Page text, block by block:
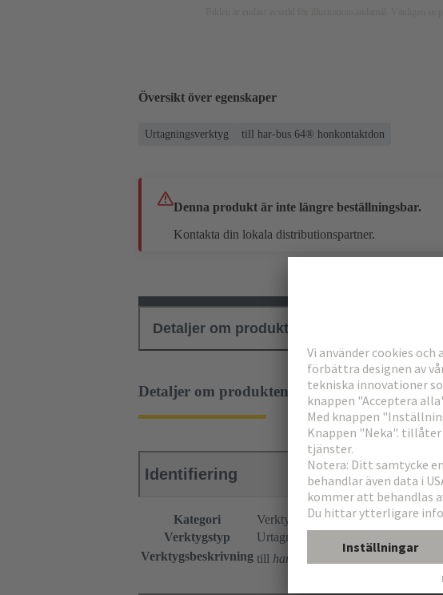
Översikt över egenskaper
Urtagningsverktyg till har-bus 64® honkontaktdon
Denna produkt är inte längre beställningsbar.
Kontakta din lokala distributionspartner.
Detaljer om produkten
Detaljer om produkten
Identifiering
Kategori
Verktyg
Verktygstyp
Urtagningsverktyg
Verktygsbeskrivning till har honkontaktdon